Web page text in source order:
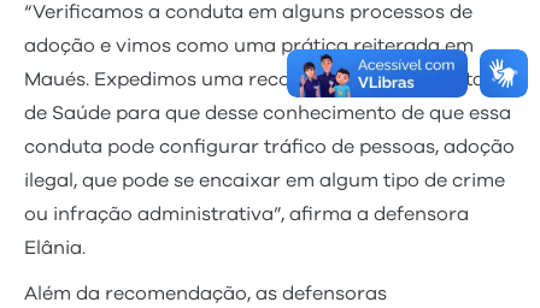
“Verificamos a conduta em alguns processos de
adoção e vimos como uma prática reiterada em
Maués. Expedimos uma recomendação à Secretaria
de Saúde para que desse conhecimento de que essa
conduta pode configurar tráfico de pessoas, adoção
ilegal, que pode se encaixar em algum tipo de crime
ou infração administrativa”, afirma a defensora
Elânia.
Além da recomendação, as defensoras